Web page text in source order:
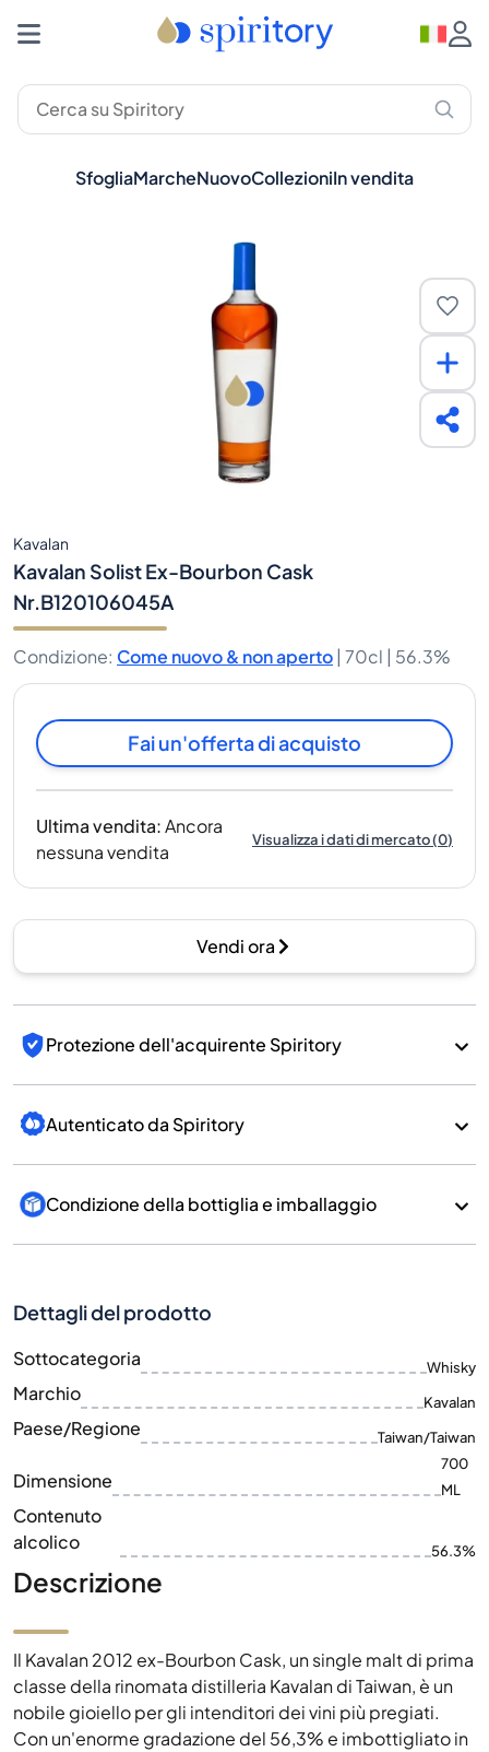
SfogliaMarcheNuovoCollezioniIn vendita
Kavalan
Kavalan Solist Ex-Bourbon Cask
Nr.B120106045A
Condizione: Come nuovo & non aperto | 70cl | 56.3%
Fai un'offerta di acquisto
Ultima vendita:Ancora
nessuna vendita
Visualizza i dati di mercato(0)
Vendi ora
Protezione dell'acquirente Spiritory
Autenticato da Spiritory
Condizione della bottiglia e imballaggio
Dettagli del prodotto
Sottocategoria Whisky
Marchio Kavalan
Paese/Regione Taiwan/Taiwan
Dimensione
700
ML
Contenuto
alcolico
56.3%
Descrizione
Il Kavalan 2012 ex-Bourbon Cask, un single malt di prima
classe della rinomata distilleria Kavalan di Taiwan, è un
nobile gioiello per gli intenditori dei vini più pregiati.
Con un'enorme gradazione del 56,3% e imbottigliato in